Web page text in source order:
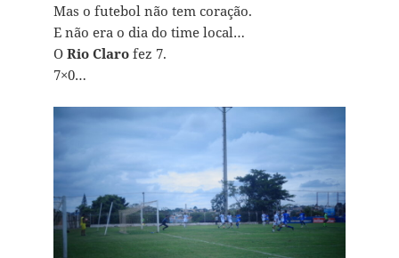
Mas o futebol não tem coração.
E não era o dia do time local…
O Rio Clarofez 7.
7×0…